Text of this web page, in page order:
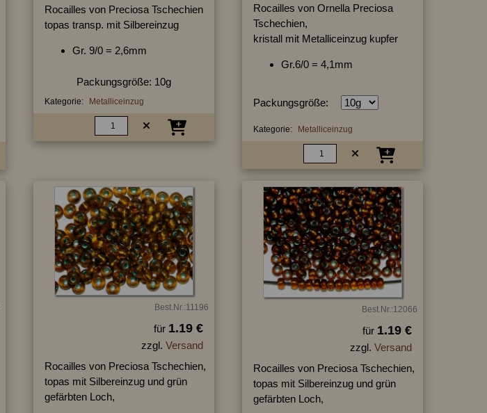
Rocailles von Preciosa Tschechien
topas transp. mit Silbereinzug
Gr. 9/0 = 2,6mm
Packungsgröße: 10g
Kategorie: Metalliceinzug
Rocailles von Ornella Preciosa
Tschechien,
kristall mit Metalliceinzug kupfer
Gr.6/0 = 4,1mm
Packungsgröße:
Kategorie: Metalliceinzug
Best.Nr.:11196
für 1.19 €
zzgl. Versand
Rocailles von Preciosa Tschechien,
topas mit Silbereinzug und grün
gefärbten Loch,
Best.Nr.:12066
für 1.19 €
zzgl. Versand
Rocailles von Preciosa Tschechien,
topas mit Silbereinzug und grün
gefärbten Loch,